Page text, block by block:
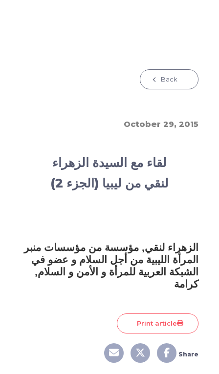
Back
October 29, 2015
لقاء مع السيدة الزهراء
لنقي من ليبيا (الجزء 2)
الزهراء لنقي, مؤسسة من مؤسسات منبر
المرأة الليبية من أجل السلام و عضو في
الشبكة العربية للمرأة و الأمن و السلام,
كرامة
Print article
Share